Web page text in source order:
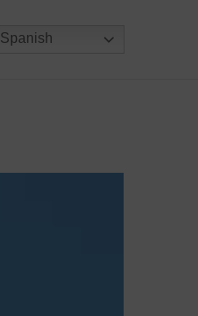
Spanish